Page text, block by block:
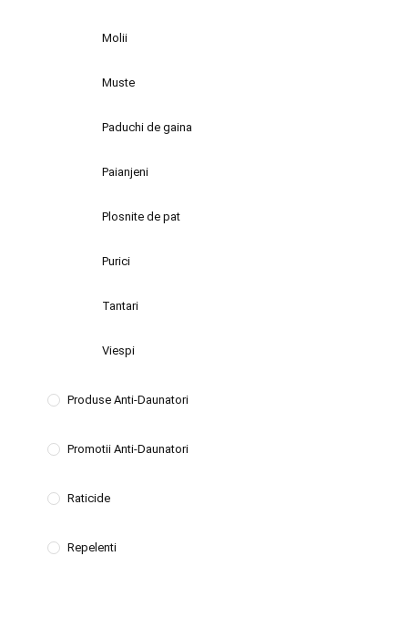
Molii
Muste
Paduchi de gaina
Paianjeni
Plosnite de pat
Purici
Tantari
Viespi
Produse Anti-Daunatori
Promotii Anti-Daunatori
Raticide
Repelenti